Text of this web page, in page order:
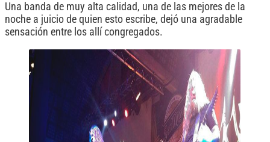
Una banda de muy alta calidad, una de las mejores de la
noche a juicio de quien esto escribe, dejó una agradable
sensación entre los allí congregados.